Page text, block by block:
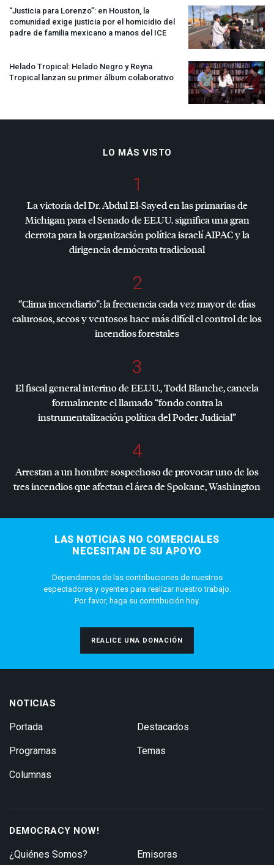
“Justicia para Lorenzo”: en Houston, la
comunidad exige justicia por el homicidio del
padre de familia mexicano a manos del ICE
Helado Tropical: Helado Negro y Reyna
Tropical lanzan su primer álbum colaborativo
LO MÁS VISTO
1
La victoria del Dr. Abdul El-Sayed en las primarias de
Michigan para el Senado de EE.UU. significa una gran
derrota para la organización política israelíAIPACy la
dirigencia demócrata tradicional
2
“Clima incendiario”: la frecuencia cada vez mayor de días
calurosos, secos y ventosos hace más difícil el control de los
incendios forestales
3
El fiscal general interino de EE.UU., Todd Blanche, cancela
formalmente el llamado “fondo contra la
instrumentalización política del Poder Judicial”
4
Arrestan a un hombre sospechoso de provocar uno de los
tres incendios que afectan el área de Spokane, Washington
LAS NOTICIAS NO COMERCIALES
NECESITAN DE SU APOYO
Dependemos de las contribuciones de nuestros
espectadores y oyentes para realizar nuestro trabajo.
Por favor, haga su contribución hoy.
REALICE UNA DONACIÓN
NOTICIAS
Portada
Programas
Columnas
Destacados
Temas
DEMOCRACY NOW!
¿Quiénes Somos? Emisoras